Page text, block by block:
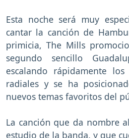
Esta noche será muy
cantar la canción de
primicia, The Mills
segundo sencillo
escalando rápidamente
radiales y se ha
nuevos temas favoritos del
La canción que da nombre
estudio de la banda, y que